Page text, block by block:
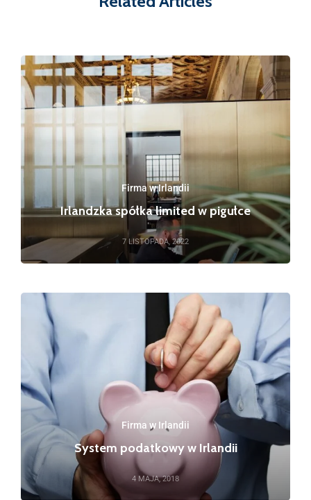
Firma w Irlandii
Irlandzka spółka limited w pigułce
7 LISTOPADA, 2022
Firma w Irlandii
System podatkowy w Irlandii
4 MAJA, 2018